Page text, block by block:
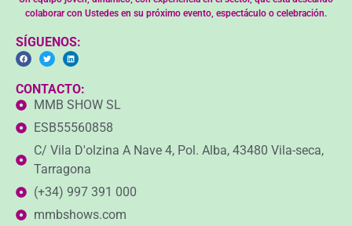
colaborar con Ustedes en su próximo evento, espectáculo o celebración.
SÍGUENOS:
CONTACTO:
MMB SHOW SL
ESB55560858
C/ Vila D'olzina A Nave 4, Pol. Alba, 43480 Vila-seca,
Tarragona
(+34) 997 391 000
mmbshows.com